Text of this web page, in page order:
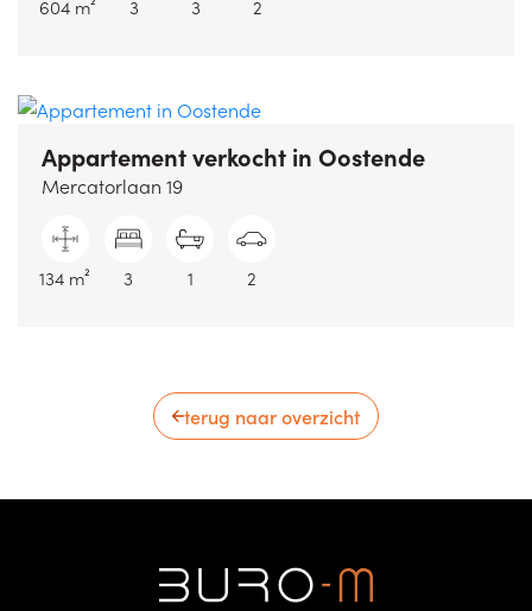
604 m² 3 3 2
Appartement verkocht in Oostende
Mercatorlaan 19
134 m² 3 1 2
terug naar overzicht